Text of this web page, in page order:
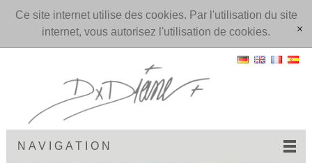
Ce site internet utilise des cookies. Par l'utilisation du site
internet, vous autorisez l'utilisation de cookies.
[x]
NAVIGATION